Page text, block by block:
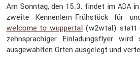
Am Sonntag, den 15.3. findet im ADAin
zweite Kennen­lern-Frühstück für
welcome to wuppertal(w2wtal) statt
zehnspra­chiger Einla­dungs­flyer
ausge­wählten Orten ausge­legt und